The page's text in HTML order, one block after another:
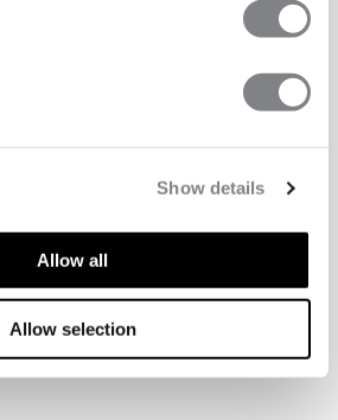
Show details
Allow all
Allow selection